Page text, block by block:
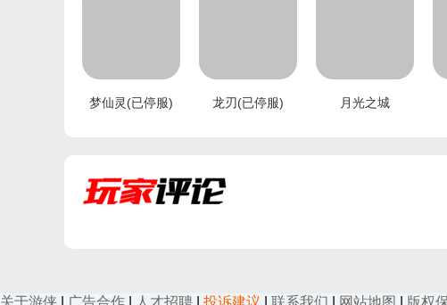
梦仙灵(已停服)
手机扫码下载
龙刃(已停服)
手机扫码下载
月光之城